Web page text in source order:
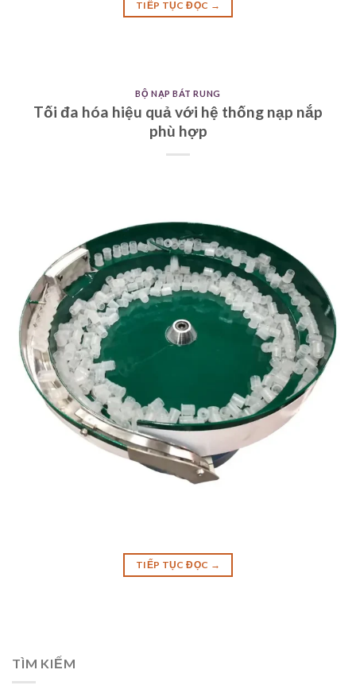
TIẾP TỤC ĐỌC →
BỘ NẠP BÁT RUNG
Tối đa hóa hiệu quả với hệ thống nạp nắp
phù hợp
TIẾP TỤC ĐỌC →
TÌM KIẾM